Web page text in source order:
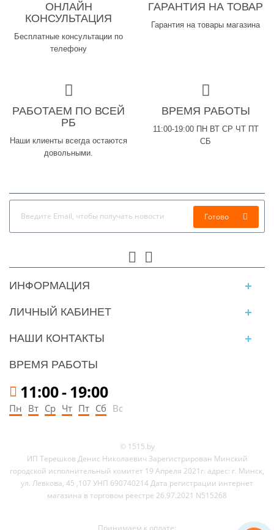
ОНЛАЙН
КОНСУЛЬТАЦИЯ
Бесплатные консультации по
телефону
ГАРАНТИЯ НА ТОВАР
Гарантия на товары магазина
РАБОТАЕМ ПО ВСЕЙ
РБ
Наши клиенты всегда остаются
довольными.
ВРЕМЯ РАБОТЫ
11:00-19:00 ПН ВТ СР ЧТ ПТ
СБ
Готово
ИНФОРМАЦИЯ
ЛИЧНЫЙ КАБИНЕТ
НАШИ КОНТАКТЫ
ВРЕМЯ РАБОТЫ
11:00-19:00
Пн Вт Ср Чт Пт Сб Вс
© 1515.by
ИП Терешков Денис Николаевич Зарегистрирован Минский
городской исполнительный комитет 19 Апреля 2021г. адрес: г. Минск,
ул. Левкова, 45 ,107 УНП 690740214 Дата регистрации интернет
магазина в торговом реестре 26.97.2021 N515268
Принимаем к оплате: